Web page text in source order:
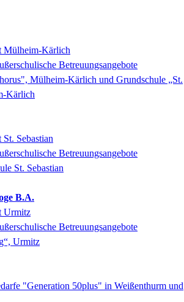
Mülheim-Kärlich
Betreuungsangebote
Mülheim-Kärlich und Grundschule „St.
Kärlich
Sebastian
Betreuungsangebote
St. Sebastian
B.A.
Urmitz
Betreuungsangebote
Urmitz
"Generation 50plus" in Weißenthurm und